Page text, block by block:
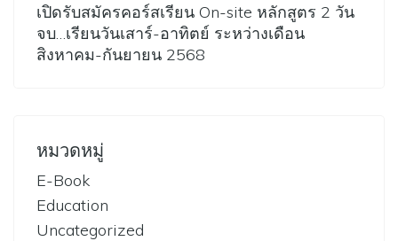
เปิดรับสมัครคอร์สเรียน On-site หลักสูตร 2 วัน
จบ…เรียนวันเสาร์-อาทิตย์ ระหว่างเดือน
สิงหาคม-กันยายน 2568
หมวดหมู่
E-Book
Education
Uncategorized